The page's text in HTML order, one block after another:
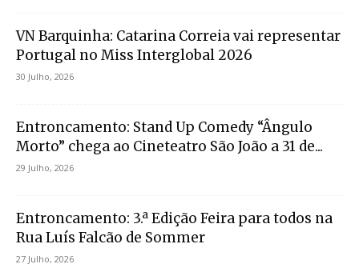
VN Barquinha: Catarina Correia vai representar
Portugal no Miss Interglobal 2026
30 Julho, 2026
Entroncamento: Stand Up Comedy “Ângulo
Morto” chega ao Cineteatro São João a 31 de...
29 Julho, 2026
Entroncamento: 3.ª Edição Feira para todos na
Rua Luís Falcão de Sommer
27 Julho, 2026